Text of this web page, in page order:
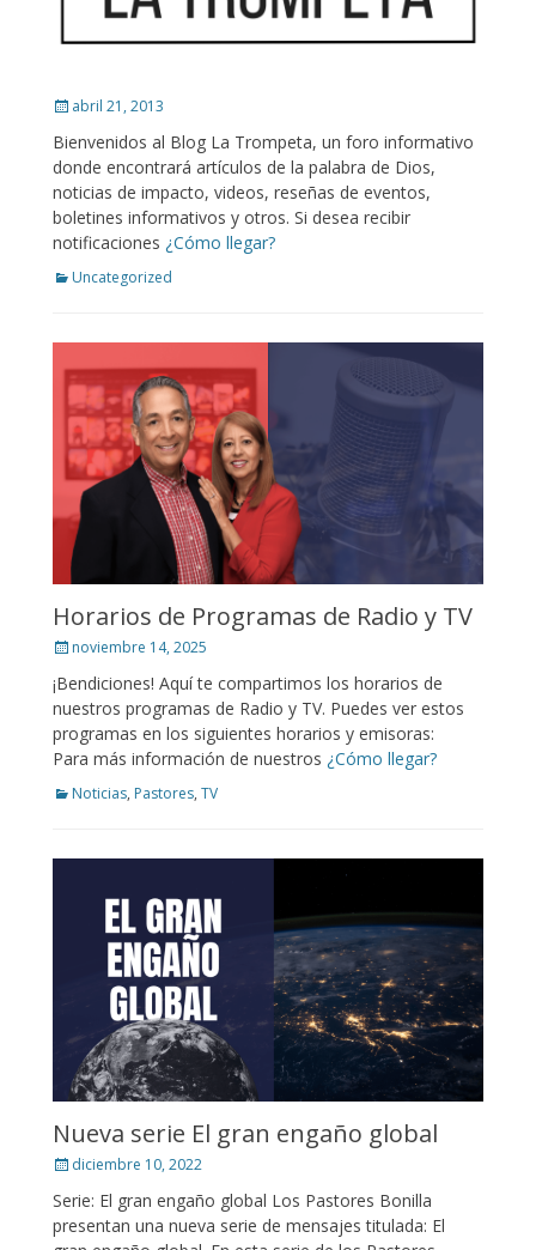
Posted
abril 21, 2013
Bienvenidos al Blog La Trompeta, un foro informativo
donde encontrará artículos de la palabra de Dios,
noticias de impacto, videos, reseñas de eventos,
boletines informativos y otros. Si desea recibir
notificaciones ¿Cómo llegar?
Categories
Uncategorized
Horarios de Programas de Radio y TV
Posted
noviembre 14, 2025
¡Bendiciones! Aquí te compartimos los horarios de
nuestros programas de Radio y TV. Puedes ver estos
programas en los siguientes horarios y emisoras:
Para más información de nuestros ¿Cómo llegar?
Categories
Noticias, Pastores, TV
Nueva serie El gran engaño global
Posted
diciembre 10, 2022
Serie: El gran engaño global Los Pastores Bonilla
presentan una nueva serie de mensajes titulada: El